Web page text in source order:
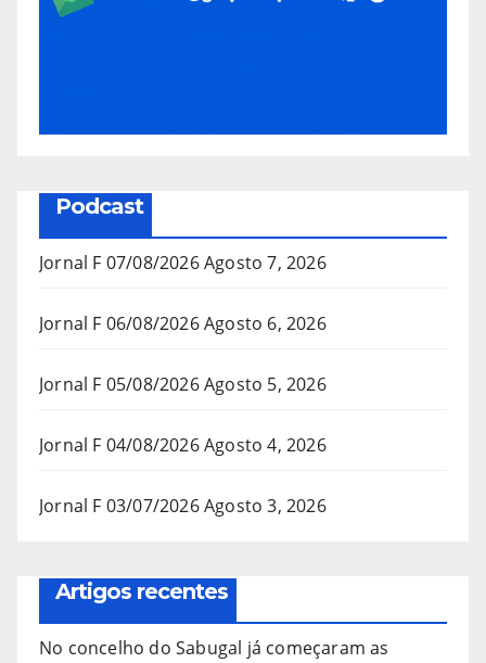
Podcast
Jornal F 07/08/2026Agosto 7, 2026
Jornal F 06/08/2026Agosto 6, 2026
Jornal F 05/08/2026Agosto 5, 2026
Jornal F 04/08/2026Agosto 4, 2026
Jornal F 03/07/2026Agosto 3, 2026
Artigos recentes
No concelho do Sabugal já começaram as